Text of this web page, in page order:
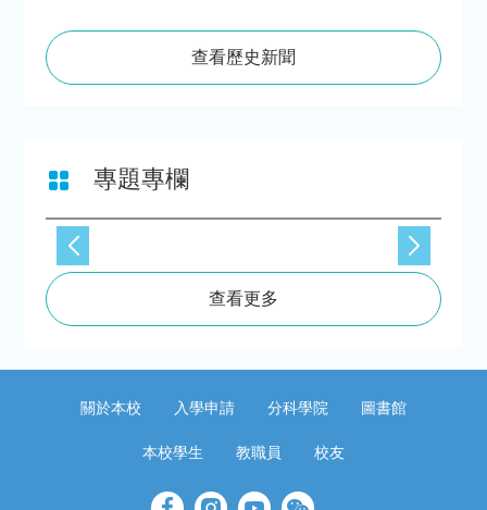
查看歷史新聞
專題專欄
查看更多
關於本校 入學申請 分科學院 圖書館
本校學生 教職員 校友